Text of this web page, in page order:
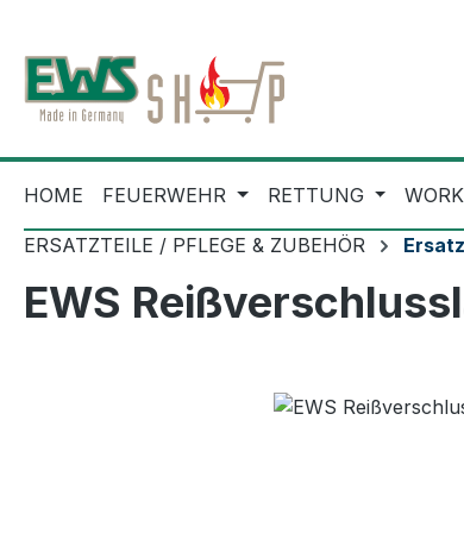
HOME FEUERWEHR RETTUNG
ERSATZTEILE / PFLEGE & ZUBEHÖR
EWS